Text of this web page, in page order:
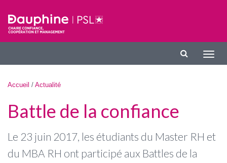
Vous êtes ici
Accueil / Actualité
Battle de la confiance
Le 23 juin 2017, les étudiants du Master RH et
du MBA RH ont participé aux Battles de la